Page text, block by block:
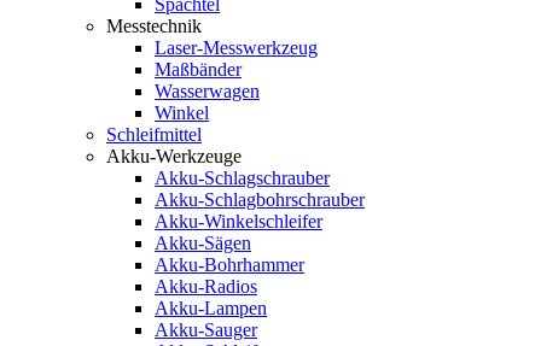
Spachtel
Messtechnik
Laser-Messwerkzeug
Maßbänder
Wasserwagen
Winkel
Schleifmittel
Akku-Werkzeuge
Akku-Schlagschrauber
Akku-Schlagbohrschrauber
Akku-Winkelschleifer
Akku-Sägen
Akku-Bohrhammer
Akku-Radios
Akku-Lampen
Akku-Sauger